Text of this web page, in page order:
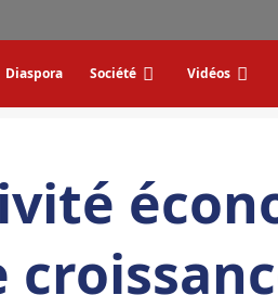
Diaspora Société Vidéos